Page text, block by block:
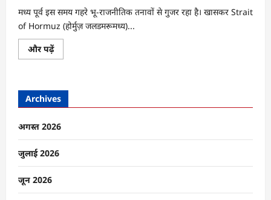
मध्य पूर्व इस समय गहरे भू-राजनीतिक तनावों से गुजर रहा है। खासकर Strait
of Hormuz (होर्मुज़ जलडमरूमध्य)...
और पढ़ेंहोर्मुज़
संकट
का
नया
दांव:
भारत
के
IMEC
को
चुनौती
मिल
बारे
Archives
अगस्त 2026
जुलाई 2026
जून 2026